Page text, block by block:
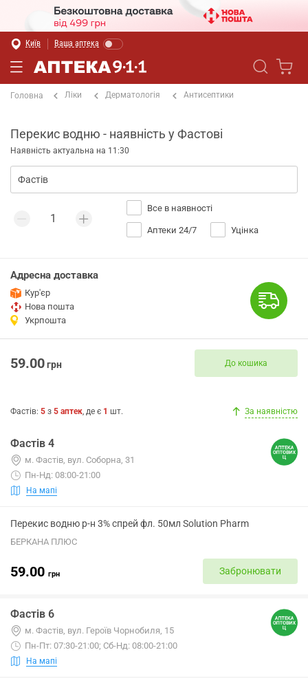
Київ Ваша аптека
Головна Ліки Дерматологія Антисептики
Перекис водню - наявність у Фастові
Наявність актуальна на 11:30
Все в наявності
Аптеки 24/7 Уцінка
Адресна доставка
Кур'єр
Нова пошта
Укрпошта
59.00грн До кошика
Фастів: 5 з 5 аптек, де є 1 шт. За наявністю
Фастів 4
м. Фастів, вул. Соборна, 31
Пн-Нд: 08:00-21:00
На мапі
Перекис водню р-н 3% спрей фл. 50мл Solution Pharm
БЕРКАНА ПЛЮС
59.00 грн Забронювати
Фастів 6
м. Фастів, вул. Героїв Чорнобиля, 15
Пн-Пт: 07:30-21:00; Сб-Нд: 08:00-21:00
На мапі